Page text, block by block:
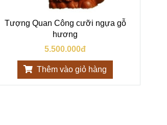
Tượng Quan Công cưỡi ngựa gỗ
hương
5.500.000đ
Thêm vào giỏ hàng